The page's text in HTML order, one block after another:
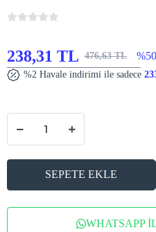
238,31 TL 476,63 TL %50
%2 Havale indirimi ile sadece
SEPETE EKLE
WHATSAPP